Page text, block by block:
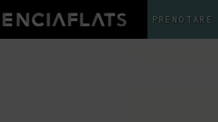
PRENOTARE